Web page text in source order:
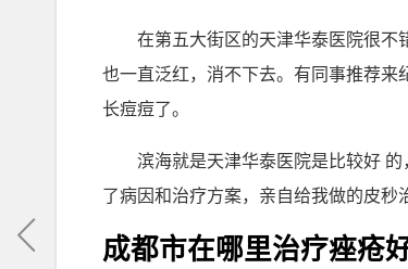
在第五大街区的天津华泰医院很不
也一直泛红，消不下去。有同事推荐
长痘痘了。
滨海就是天津华泰医院是比较好
了病因和治疗方案，亲自给我做的皮秒
成都市在哪里治疗痤疮